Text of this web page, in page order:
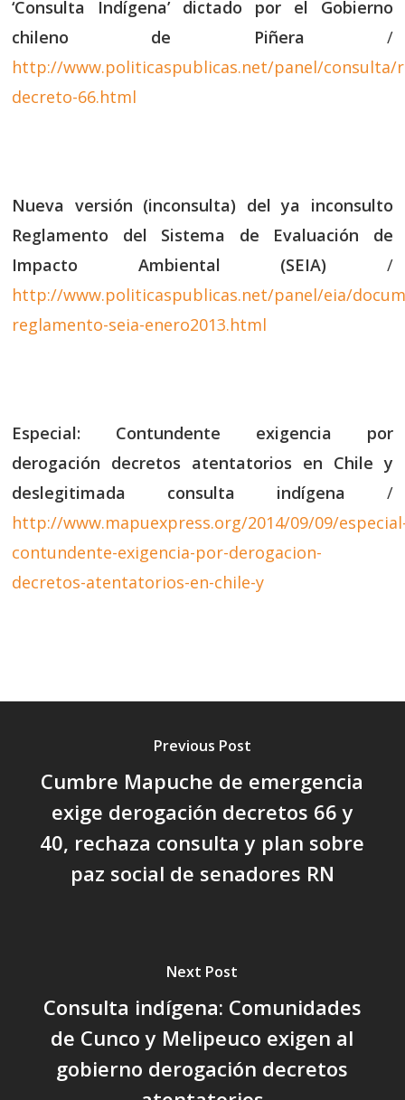
‘Consulta Indígena’ dictado por el Gobierno
chileno de Piñera /
http://www.politicaspublicas.net/panel/consulta/
decreto-66.html
Nueva versión (inconsulta) del ya inconsulto
Reglamento del Sistema de Evaluación de
Impacto Ambiental (SEIA) /
http://www.politicaspublicas.net/panel/eia/
reglamento-seia-enero2013.html
Especial: Contundente exigencia por
derogación decretos atentatorios en Chile y
deslegitimada consulta indígena /
http://www.mapuexpress.org/2014/09/09/
contundente-exigencia-por-derogacion-
decretos-atentatorios-en-chile-y
Previous Post
Cumbre Mapuche de emergencia
exige derogación decretos 66 y
40, rechaza consulta y plan sobre
paz social de senadores RN
Next Post
Consulta indígena: Comunidades
de Cunco y Melipeuco exigen al
gobierno derogación decretos